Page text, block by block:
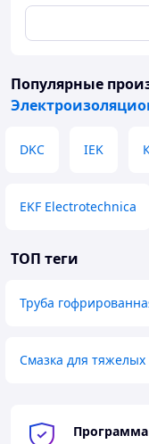
Популярные
DKC IEK
EKF Electrotechnica
ТОП теги
Труба
Смазка для тяжелых